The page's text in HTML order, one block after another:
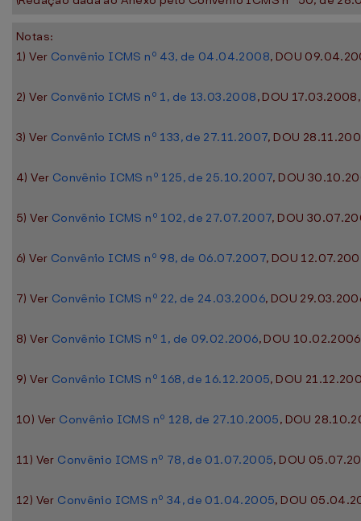
Notas:
1) Ver Convênio ICMS nº 43, de 04.04.2008, DOU
2) Ver Convênio ICMS nº 1, de 13.03.2008, DOU
3) Ver Convênio ICMS nº 133, de 27.11.2007, DOU
4) Ver Convênio ICMS nº 125, de 25.10.2007, DOU
5) Ver Convênio ICMS nº 102, de 27.07.2007, DOU
6) Ver Convênio ICMS nº 98, de 06.07.2007, DOU
7) Ver Convênio ICMS nº 22, de 24.03.2006, DOU
8) Ver Convênio ICMS nº 1, de 09.02.2006, DOU
9) Ver Convênio ICMS nº 168, de 16.12.2005, DOU
10) Ver Convênio ICMS nº 128, de 27.10.2005, DOU
11) Ver Convênio ICMS nº 78, de 01.07.2005, DOU
12) Ver Convênio ICMS nº 34, de 01.04.2005, DOU